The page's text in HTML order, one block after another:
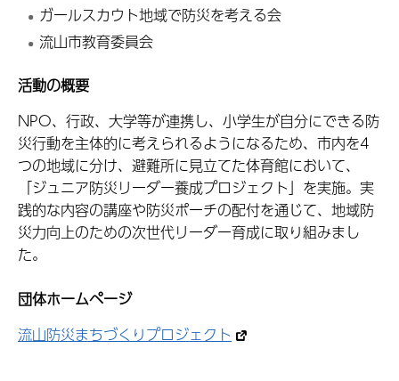
ガールスカウト地域で防災を考える会
流山市教育委員会
活動の概要
NPO、行政、大学等が連携し、小学生が自分にできる防
災行動を主体的に考えられるようになるため、市内を4
つの地域に分け、避難所に見立てた体育館において、
「ジュニア防災リーダー養成プロジェクト」を実施。実
践的な内容の講座や防災ポーチの配付を通じて、地域防
災力向上のための次世代リーダー育成に取り組みまし
た。
団体ホームページ
流山防災まちづくりプロジェクト